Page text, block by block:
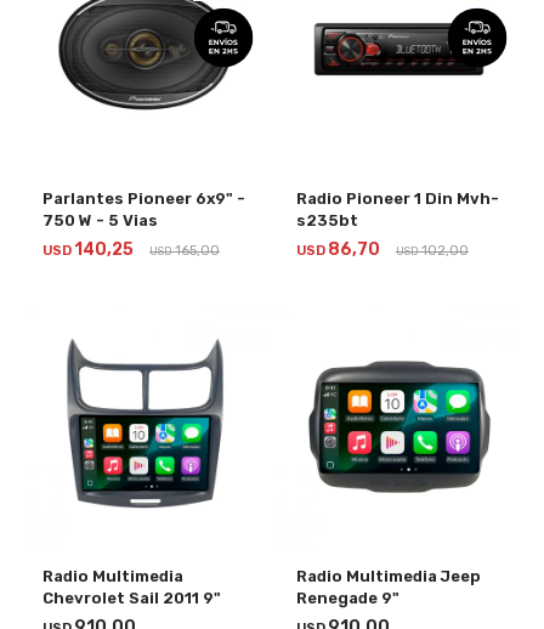
Parlantes Pioneer 6x9" -
750 W - 5 Vias
USD140,25 USD 165,00
Radio Pioneer 1 Din Mvh-
s235bt
USD 86,70 USD 102,00
Radio Multimedia
Chevrolet Sail 2011 9"
Radio Multimedia Jeep
Renegade 9"